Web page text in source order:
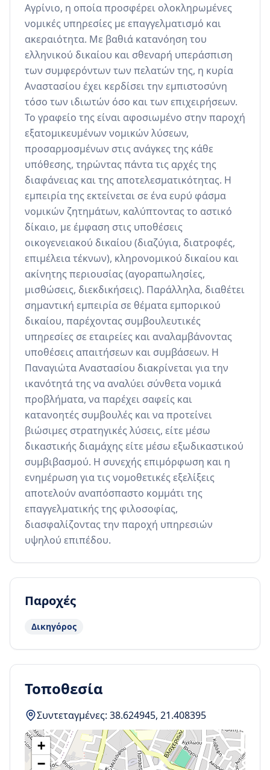
Αγρίνιο, η οποία προσφέρει ολοκληρωμένες
νομικές υπηρεσίες με επαγγελματισμό και
ακεραιότητα. Με βαθιά κατανόηση του
ελληνικού δικαίου και σθεναρή υπεράσπιση
των συμφερόντων των πελατών της, η κυρία
Αναστασίου έχει κερδίσει την εμπιστοσύνη
τόσο των ιδιωτών όσο και των επιχειρήσεων.
Το γραφείο της είναι αφοσιωμένο στην παροχή
εξατομικευμένων νομικών λύσεων,
προσαρμοσμένων στις ανάγκες της κάθε
υπόθεσης, τηρώντας πάντα τις αρχές της
διαφάνειας και της αποτελεσματικότητας. Η
εμπειρία της εκτείνεται σε ένα ευρύ φάσμα
νομικών ζητημάτων, καλύπτοντας το αστικό
δίκαιο, με έμφαση στις υποθέσεις
οικογενειακού δικαίου (διαζύγια, διατροφές,
επιμέλεια τέκνων), κληρονομικού δικαίου και
ακίνητης περιουσίας (αγοραπωλησίες,
μισθώσεις, διεκδικήσεις). Παράλληλα, διαθέτει
σημαντική εμπειρία σε θέματα εμπορικού
δικαίου, παρέχοντας συμβουλευτικές
υπηρεσίες σε εταιρείες και αναλαμβάνοντας
υποθέσεις απαιτήσεων και συμβάσεων. Η
Παναγιώτα Αναστασίου διακρίνεται για την
ικανότητά της να αναλύει σύνθετα νομικά
προβλήματα, να παρέχει σαφείς και
κατανοητές συμβουλές και να προτείνει
βιώσιμες στρατηγικές λύσεις, είτε μέσω
δικαστικής διαμάχης είτε μέσω εξωδικαστικού
συμβιβασμού. Η συνεχής επιμόρφωση και η
ενημέρωση για τις νομοθετικές εξελίξεις
αποτελούν αναπόσπαστο κομμάτι της
επαγγελματικής της φιλοσοφίας,
διασφαλίζοντας την παροχή υπηρεσιών
υψηλού επιπέδου.
Παροχές
Δικηγόρος
Τοποθεσία
Συντεταγμένες: 38.624945, 21.408395
+
−